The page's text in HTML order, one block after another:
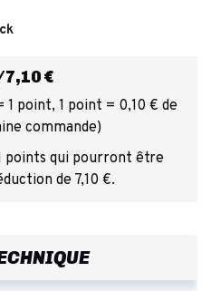
7,10 €
1 point, 1 point = 0,10 € de
commande)
points qui pourront être
de 7,10 €.